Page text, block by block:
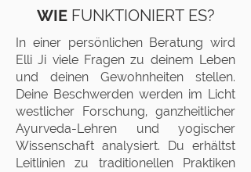
WIE FUNKTIONIERT ES?
In einer persönlichen Beratung wird
Elli Ji viele Fragen zu deinem Leben
und deinen Gewohnheiten stellen.
Deine Beschwerden werden im Licht
westlicher Forschung, ganzheitlicher
Ayurveda-Lehren und yogischer
Wissenschaft analysiert. Du erhältst
Leitlinien zu traditionellen Praktiken